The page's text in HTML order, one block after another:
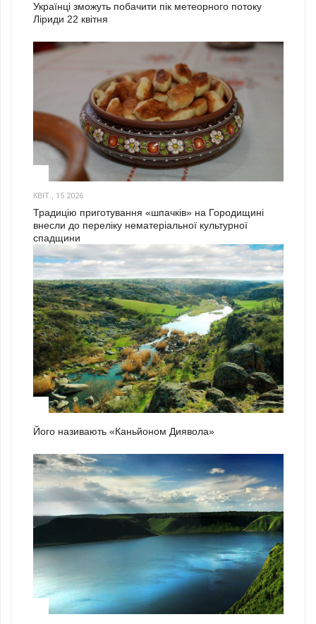
Українці зможуть побачити пік метеорного потоку
Ліриди 22 квітня
КВІТ., 15 2026
Традицію приготування «шпачків» на Городищині
внесли до переліку нематеріальної культурної
спадщини
Його називають «Каньйоном Диявола»